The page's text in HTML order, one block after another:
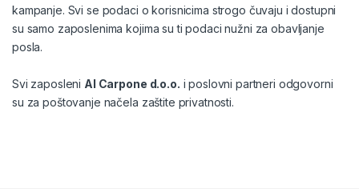
kampanje. Svi se podaci o korisnicima strogo čuvaju i dostupni
su samo zaposlenima kojima su ti podaci nužni za obavljanje
posla.
Svi zaposleni Al Carpone d.o.o. i poslovni partneri odgovorni
su za poštovanje načela zaštite privatnosti.